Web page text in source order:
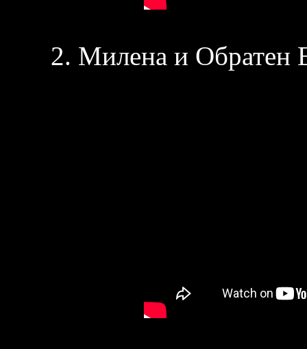
2. Милена и Обратен